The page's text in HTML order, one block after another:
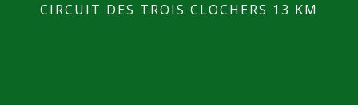
CIRCUIT DES TROIS CLOCHERS 13 KM